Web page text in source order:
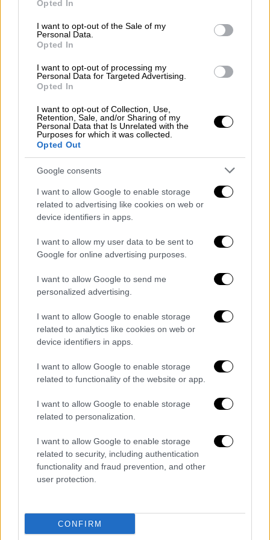
use your data for below specified purposes in below Google
consent section.
Opted In
I want to opt-out of the Sale of my
Personal Data.
Opted In
I want to opt-out of processing my
Personal Data for Targeted Advertising.
Opted In
I want to opt-out of Collection, Use,
Retention, Sale, and/or Sharing of my
Personal Data that Is Unrelated with the
Purposes for which it was collected.
Opted Out
Google consents
I want to allow Google to enable storage
related to advertising like cookies on web or
device identifiers in apps.
I want to allow my user data to be sent to
Google for online advertising purposes.
I want to allow Google to send me
personalized advertising.
I want to allow Google to enable storage
related to analytics like cookies on web or
device identifiers in apps.
I want to allow Google to enable storage
related to functionality of the website or app.
I want to allow Google to enable storage
related to personalization.
I want to allow Google to enable storage
related to security, including authentication
functionality and fraud prevention, and other
user protection.
CONFIRM
Ο Τάκης Μπαγιάτης,γνωστός για τη
σεμνότητα και το πάθος του για το σανίδι,
είχε αφιερώσει τα τελευταία χρόνια στην
παραγωγή θεατρικών έργων , διατηρώντας το
ιστορικό θέατρο Χατζηχρήστου.
άλλων,
στη δημοφιλή σειρά «Ορκιστείτε
παρακαλώ» στις αρχές της δεκαετίας του